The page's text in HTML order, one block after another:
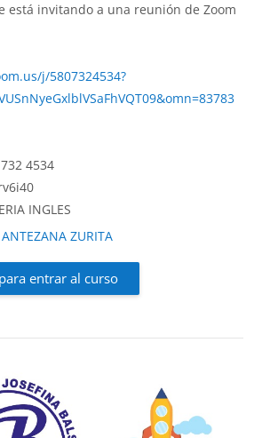
está invitando a una reunión de Zoom
j/5807324534?
4534
INGLES
ZURITA
entrar al curso